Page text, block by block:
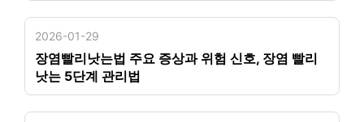
2026-01-29
장염빨리낫는법 주요 증상과 위험 신호, 장염 빨리
낫는 5단계 관리법